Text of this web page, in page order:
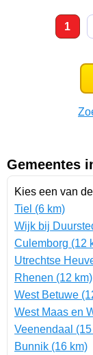
1
Gemeentes
Kies een van
Tiel (6 km)
Wijk bij
Culemborg (12
Utrechtse
Rhenen (12 km)
West Betuwe
West Maas en
Veenendaal
Bunnik (16 km)